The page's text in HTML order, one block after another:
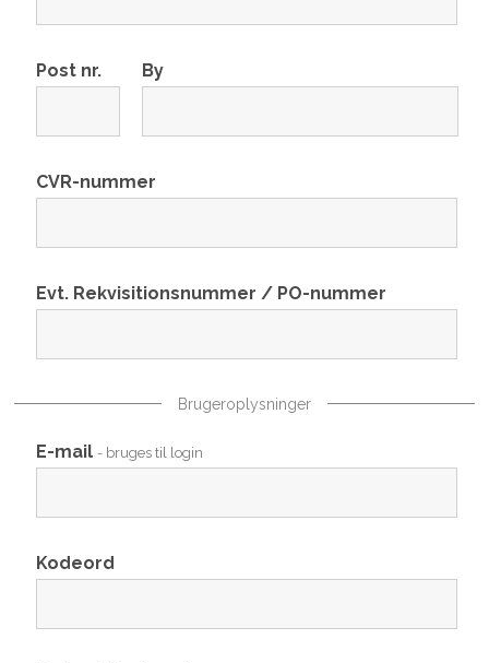
Post nr. By
CVR-nummer
Evt. Rekvisitionsnummer / PO-nummer
Brugeroplysninger
E-mail - bruges til login
Kodeord